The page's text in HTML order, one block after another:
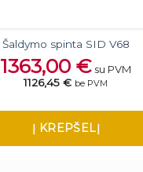
Šaldymo spinta SID V68
1363,00€ su PVM
1126,45 € be PVM
Į KREPŠELĮ